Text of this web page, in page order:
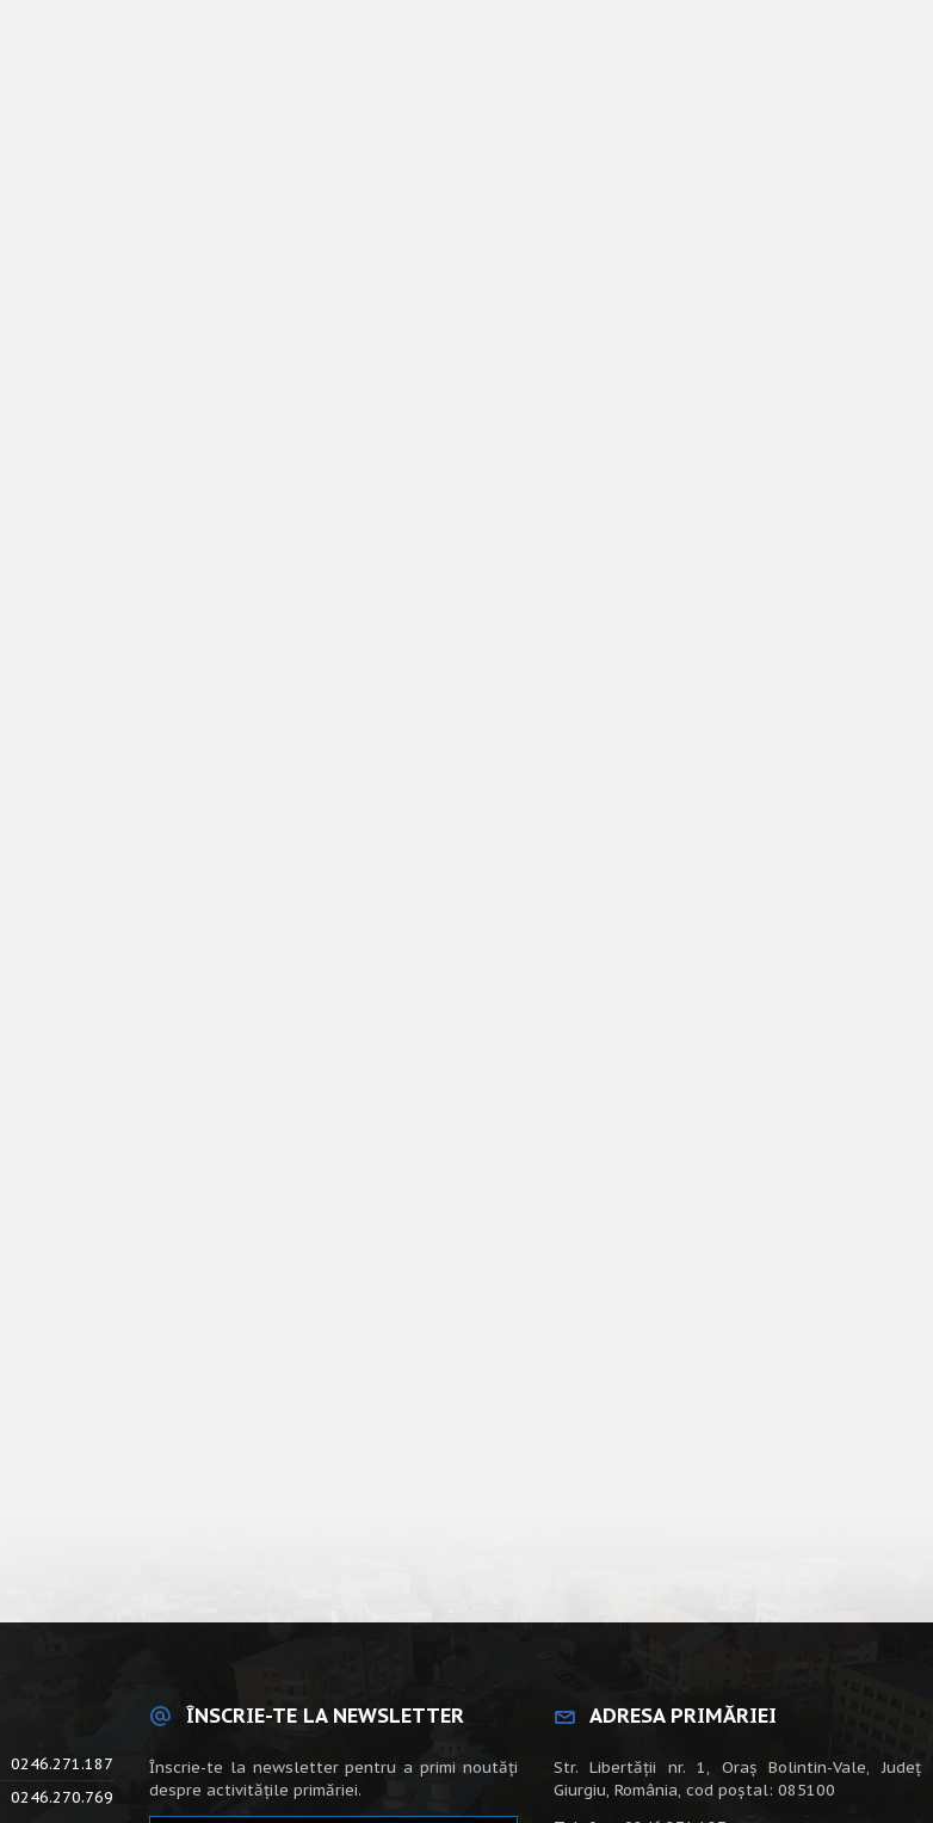
0246.271.187
0246.270.769
ÎNSCRIE-TE LA NEWSLETTER
Înscrie-te la newsletter pentru a primi noutăți
despre activitățile primăriei.
ADRESA PRIMĂRIEI
Str. Libertății nr. 1, Oraș Bolintin-Vale, Județ
Giurgiu, România, cod poștal: 085100